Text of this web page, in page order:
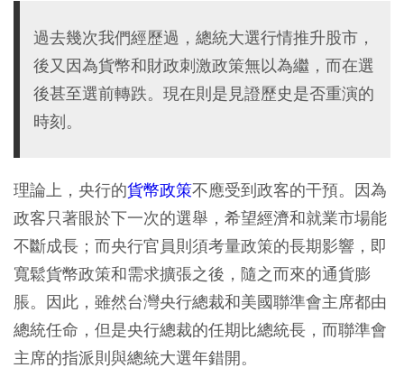
過去幾次我們經歷過，總統大選行情推升股市，
後又因為貨幣和財政刺激政策無以為繼，而在選
後甚至選前轉跌。現在則是見證歷史是否重演的
時刻。
理論上，央行的貨幣政策不應受到政客的干預。因為
政客只著眼於下一次的選舉，希望經濟和就業市場能
不斷成長；而央行官員則須考量政策的長期影響，即
寬鬆貨幣政策和需求擴張之後，隨之而來的通貨膨
脹。因此，雖然台灣央行總裁和美國聯準會主席都由
總統任命，但是央行總裁的任期比總統長，而聯準會
主席的指派則與總統大選年錯開。